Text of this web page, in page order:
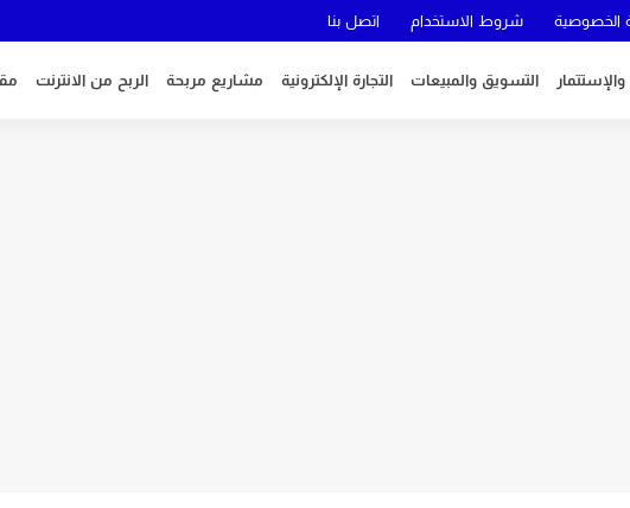
الخصوصية شروط الاستخدام اتصل بنا
والإستتمار التسويق والمبيعات التجارة الإلكترونية مشاريع مربحة الربح من الانترنت